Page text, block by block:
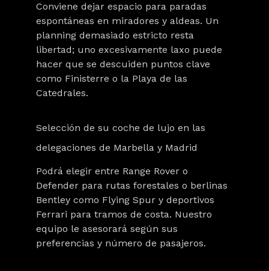
Conviene dejar espacio para paradas
espontáneas en miradores y aldeas. Un
planning demasiado estricto resta
libertad; uno excesivamente laxo puede
hacer que se descuiden puntos clave
como Finisterre o la Playa de las
Catedrales.
Selección de su coche de lujo en las
delegaciones de Marbella y Madrid
Podrá elegir entre Range Rover o
Defender para rutas forestales o berlinas
Bentley como Flying Spur y deportivos
Ferrari para tramos de costa. Nuestro
equipo le asesorará según sus
preferencias y número de pasajeros.